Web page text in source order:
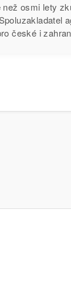
osmi lety
české i